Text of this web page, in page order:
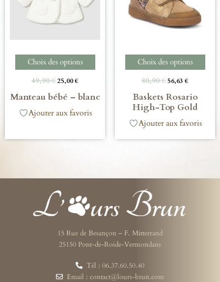
Choix des options
49,90€25,00€
Manteau bébé – blanc
Ajouter aux favoris
Choix des options
80,90€56,63 €
Baskets Rosario
High-Top Gold
Ajouter aux favoris
15 Rue de Besançon – F. Mitterrand
25150 Pont-de-Roide-Vermondans
Tél : 06.37.60.50.40
Email : contact@lours-brun.com